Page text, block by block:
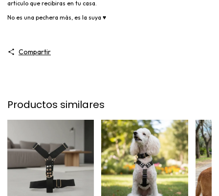
articulo que recibiras en tu casa.
No es una pechera más, es la suya ♥
Compartir
Productos similares